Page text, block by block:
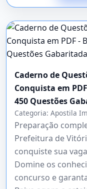
Caderno de
Conquista em
450 Questões
Categoria: Apostila
Preparação
Prefeitura de
conquiste sua
Domine os
concurso e